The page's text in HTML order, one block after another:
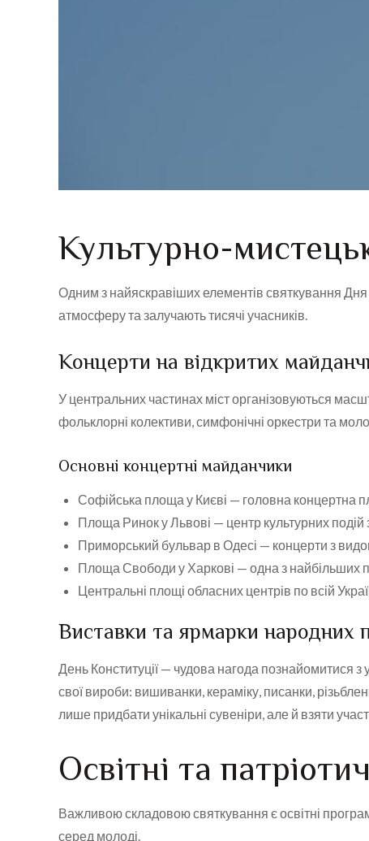
Культурно-
Одним з найяскравіших елементів святкування Дня
атмосферу та залучають тисячі учасників.
Концерти на відкритих
У центральних частинах міст організовуються
фольклорні колективи, симфонічні оркестри та
Основні концертні майданчики
Софійська площа у Києві — головна концертна
Площа Ринок у Львові — центр культурних подій
Приморський бульвар в Одесі — концерти з
Площа Свободи у Харкові — одна з найбільших
Центральні площі обласних центрів по всій
Виставки та ярмарки народних
День Конституції — чудова нагода познайомитися
свої вироби: вишиванки, кераміку, писанки,
лише придбати унікальні сувеніри, але й взяти
Освітні та
Важливою складовою святкування є освітні
серед молоді.